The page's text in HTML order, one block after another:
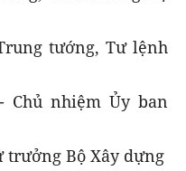
tướng, Tư lệnh
Chủ nhiệm Ủy ban
trưởng Bộ Xây dựng